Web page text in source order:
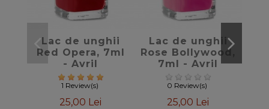
favorite_border
Lac de unghii
Red Opera, 7ml
- Avril
1 Review(s)
25,00 Lei
favorite_border
Lac de unghii
Rose Bollywood,
7ml - Avril
0 Review(s)
25,00 Lei